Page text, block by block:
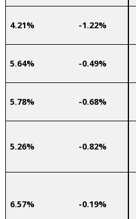
-1.22%
4.21%
-0.49%
5.64%
-0.68%
5.78%
-0.82%
5.26%
-0.19%
6.57%